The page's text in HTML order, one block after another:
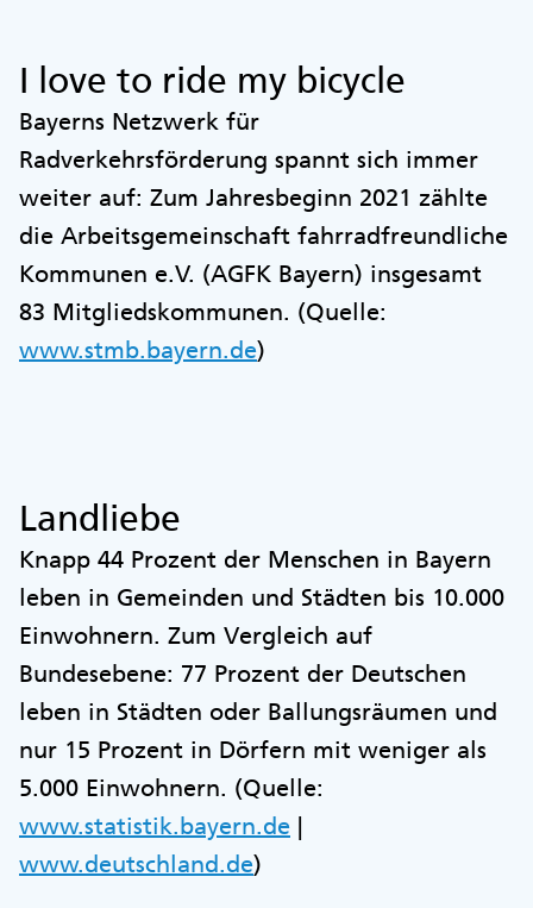
I love to ride my bicycle
Bayerns Netzwerk für
Radverkehrsförderung spannt sich immer
weiter auf: Zum Jahresbeginn 2021 zählte
die Arbeitsgemeinschaft fahrradfreundliche
Kommunen e.V. (AGFK Bayern) insgesamt
83 Mitgliedskommunen. (Quelle:
www.stmb.bayern.de)
Landliebe
Knapp 44 Prozent der Menschen in Bayern
leben in Gemeinden und Städten bis 10.000
Einwohnern. Zum Vergleich auf
Bundesebene: 77 Prozent der Deutschen
leben in Städten oder Ballungsräumen und
nur 15 Prozent in Dörfern mit weniger als
5.000 Einwohnern. (Quelle:
www.statistik.bayern.de |
www.deutschland.de)